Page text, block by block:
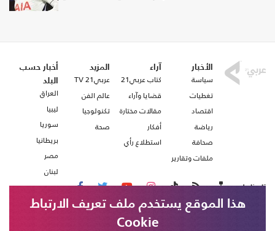
الأخبار
سياسة
تغطيات
اقتصاد
رياضة
صحافة
ملفات وتقارير
آراء
كتاب عربي21
قضايا وآراء
مقالات مختارة
أفكار
استطلاع رأي
المزيد
عربي21 TV
عالم الفن
تكنولوجيا
صحة
أخبار حسب
البلد
العراق
ليبيا
سوريا
بريطانيا
مصر
لبنان
تابعنا على
هذا الموقع يستخدم ملف تعريف الارتباط
Cookie